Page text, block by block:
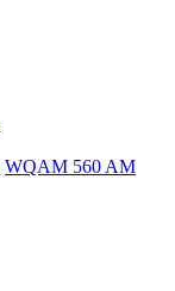
WQAM 560 AM